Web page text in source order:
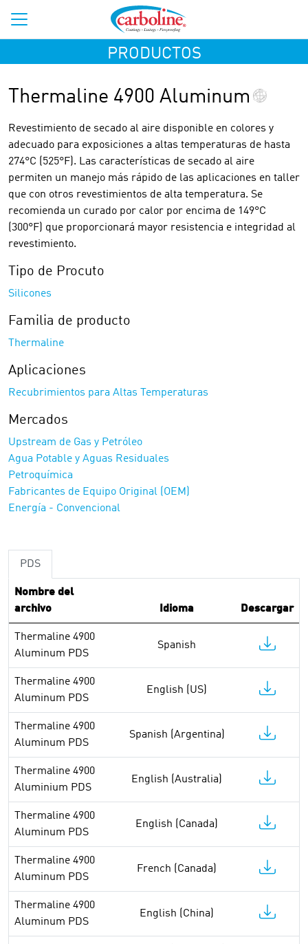
PRODUCTOS
Thermaline 4900 Aluminum
Revestimiento de secado al aire disponible en colores y
adecuado para exposiciones a altas temperaturas de hasta
274°C (525°F). Las características de secado al aire
permiten un manejo más rápido de las aplicaciones en taller
que con otros revestimientos de alta temperatura. Se
recomienda un curado por calor por encima de 149°C
(300°F) que proporcionará mayor resistencia e integridad al
revestimiento.
Tipo de Procuto
Silicones
Familia de producto
Thermaline
Aplicaciones
Recubrimientos para Altas Temperaturas
Mercados
Upstream de Gas y Petróleo
Agua Potable y Aguas Residuales
Petroquímica
Fabricantes de Equipo Original (OEM)
Energía - Convencional
PDS
Nombre del
archivo
Idioma Descargar
Thermaline 4900
Aluminum PDS
Spanish
Thermaline 4900
Aluminum PDS
English (US)
Thermaline 4900
Aluminum PDS
Spanish (Argentina)
Thermaline 4900
Aluminium PDS
English (Australia)
Thermaline 4900
Aluminum PDS
English (Canada)
Thermaline 4900
Aluminum PDS
French (Canada)
Thermaline 4900
Aluminum PDS
English (China)